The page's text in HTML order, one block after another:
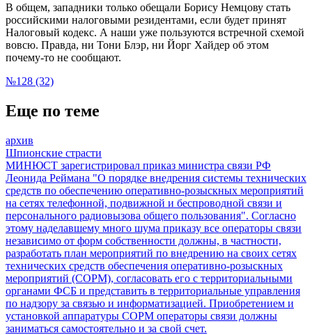
В общем, западники только обещали Борису Немцову стать
российскими налоговыми резидентами, если будет принят
Налоговый кодекс. А наши уже пользуются встречной схемой
вовсю. Правда, ни Тони Блэр, ни Йорг Хайдер об этом
почему-то не сообщают.
№128 (32)
Еще по теме
архив
Шпионские страсти
МИНЮСТ зарегистрировал приказ министра связи РФ
Леонида Реймана "О порядке внедрения системы технических
средств по обеспечению оперативно-розыскных мероприятий
на сетях телефонной, подвижной и беспроводной связи и
персонального радиовызова общего пользования". Согласно
этому наделавшему много шума приказу все операторы связи
независимо от форм собственности должны, в частности,
разработать план мероприятий по внедрению на своих сетях
технических средств обеспечения оперативно-розыскных
мероприятий (СОРМ), согласовать его с территориальными
органами ФСБ и представить в территориальные управления
по надзору за связью и информатизацией. Приобретением и
установкой аппаратуры СОРМ операторы связи должны
заниматься самостоятельно и за свой счет.